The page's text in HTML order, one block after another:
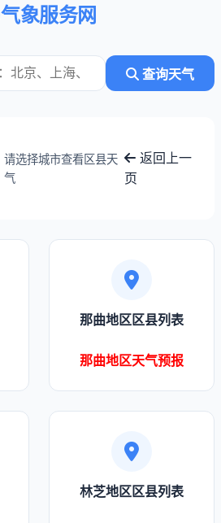
气象服务网
查询天气
请选择城市查看区县天
气
返回上一
页
那曲地区区县列表
那曲地区天气预报
林芝地区区县列表